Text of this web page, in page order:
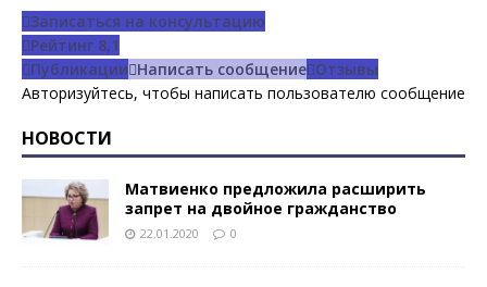
Записаться на консультацию
Рейтинг 8,1
Публикации Написать сообщение Отзывы
Авторизуйтесь, чтобы написать пользователю сообщение
НОВОСТИ
Матвиенко предложила расширить
запрет на двойное гражданство
22.01.2020 0